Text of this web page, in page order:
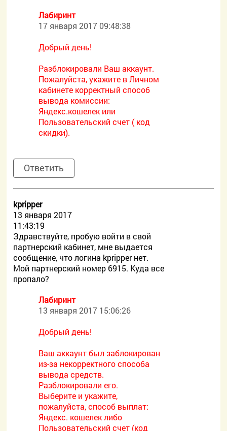
Лабиринт
17 января 2017 09:48:38
Добрый день!
Разблокировали Ваш аккаунт.
Пожалуйста, укажите в Личном
кабинете корректный способ
вывода комиссии:
Яндекс.кошелек или
Пользовательский счет ( код
скидки).
Ответить
kpripper
13 января 2017
11:43:19
Здравствуйте, пробую войти в свой
партнерский кабинет, мне выдается
сообщение, что логина kpripper нет.
Мой партнерский номер 6915. Куда все
пропало?
Лабиринт
13 января 2017 15:06:26
Добрый день!
Ваш аккаунт был заблокирован
из-за некорректного способа
вывода средств.
Разблокировали его.
Выберите и укажите,
пожалуйста, способ выплат:
Яндекс. кошелек либо
Пользовательский счет (код